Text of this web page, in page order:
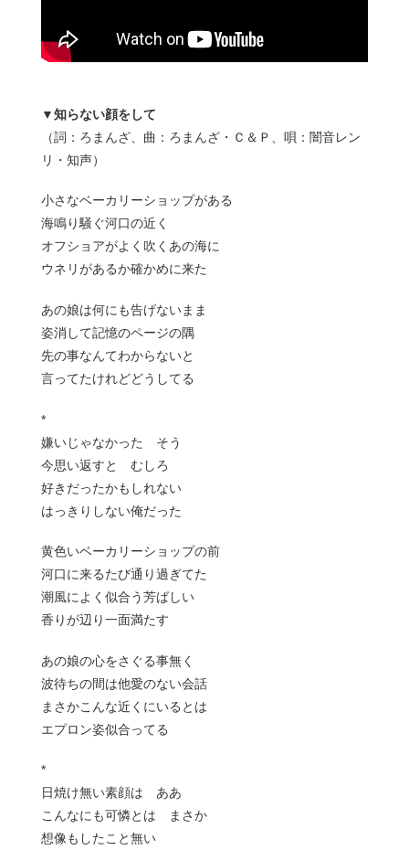
▼知らない顔をして
（詞：ろまんざ、曲：ろまんざ・Ｃ＆Ｐ、唄：闇音レン
リ・知声）
小さなベーカリーショップがある
海鳴り騒ぐ河口の近く
オフショアがよく吹くあの海に
ウネリがあるか確かめに来た
あの娘は何にも告げないまま
姿消して記憶のページの隅
先の事なんてわからないと
言ってたけれどどうしてる
*
嫌いじゃなかった そう
今思い返すと むしろ
好きだったかもしれない
はっきりしない俺だった
黄色いベーカリーショップの前
河口に来るたび通り過ぎてた
潮風によく似合う芳ばしい
香りが辺り一面満たす
あの娘の心をさぐる事無く
波待ちの間は他愛のない会話
まさかこんな近くにいるとは
エプロン姿似合ってる
*
日焼け無い素顔は ああ
こんなにも可憐とは まさか
想像もしたこと無い